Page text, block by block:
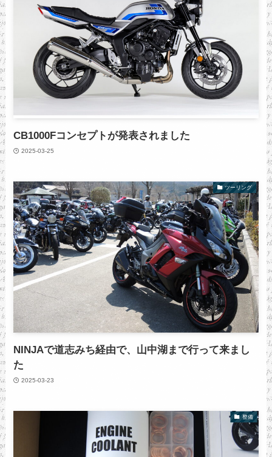
CB1000Fコンセプトが発表されました
2025-03-25
ツーリング
NINJAで道志みち経由で、山中湖まで行って来まし
た
2025-03-23
整備